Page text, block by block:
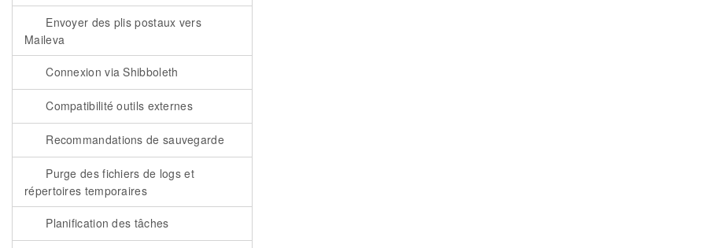
Envoyer des plis postaux vers
Maileva
Connexion via Shibboleth
Compatibilité outils externes
Recommandations de sauvegarde
Purge des fichiers de logs et
répertoires temporaires
Planification des tâches